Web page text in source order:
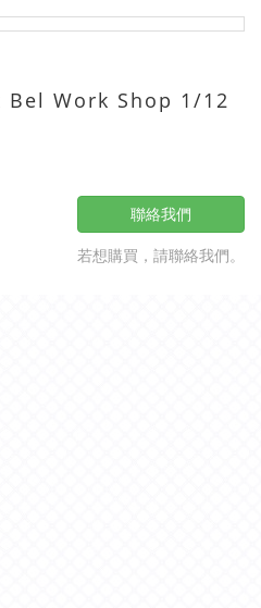
Bel Work Shop 1/12
聯絡我們
若想購買，請聯絡我們。